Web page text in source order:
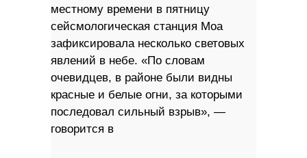
местному времени в пятницу
сейсмологическая станция Моа
зафиксировала несколько световых
явлений в небе. «По словам
очевидцев, в районе были видны
красные и белые огни, за которыми
последовал сильный взрыв», —
говорится в